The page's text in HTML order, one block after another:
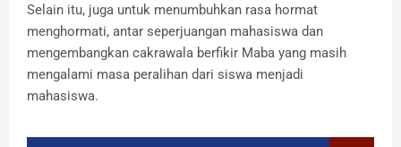
Selain itu, juga untuk menumbuhkan rasa hormat
menghormati, antar seperjuangan mahasiswa dan
mengembangkan cakrawala berfikir Maba yang masih
mengalami masa peralihan dari siswa menjadi
mahasiswa.